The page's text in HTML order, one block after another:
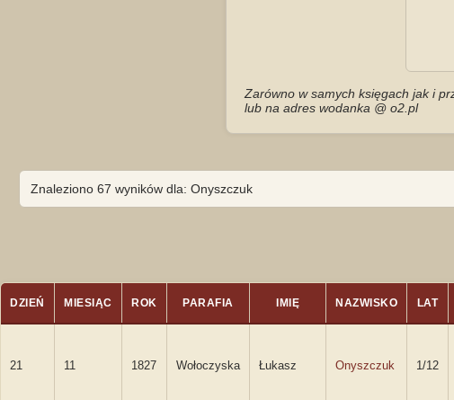
Zarówno w samych księgach jak i
lub na adres wodanka @ o2.pl
Znaleziono 67 wyników dla: Onyszczuk
DZIEŃ MIESIĄC ROK PARAFIA IMIĘ NAZWISKO LAT
21 11 1827 Wołoczyska Łukasz Onyszczuk 1/12